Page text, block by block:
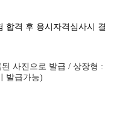
합격 후 응시자격심사시 결
된 사진으로 발급/상장형 :
발급가능)